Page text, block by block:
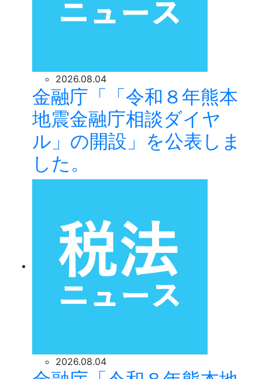
2026.08.04
金融庁「「令和８年熊本
地震金融庁相談ダイヤ
ル」の開設」を公表しま
した。
2026.08.04